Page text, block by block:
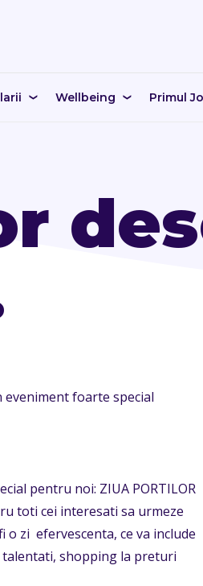
Wellbeing Primul
eveniment foarte special
pentru noi: ZIUA PORTILOR
toti cei interesati sa urmeze
zi efervescenta, ce va include
shopping la preturi